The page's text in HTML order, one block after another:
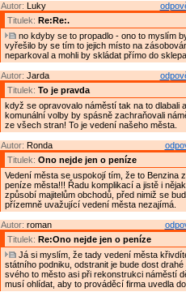
Autor: Luky
Titulek: Re:Re:.
no kdyby se to propadlo - ono to myslím
vyřešilo by se tím to jejich místo na
neparkoval a mohli by skládat přímo do
Autor: Jarda
Titulek: To je pravda
když se opravovalo náměstí tak na to dlabali
komunální volby by spásně zachraňovali
ze všech stran! To je vedení našeho města.
Autor: Ronda
Titulek: Ono nejde jen o peníze
Vedení města se uspokojí tím, že to Benzina
peníze města!!! Řadu komplikací a jistě i
způsobí majitelům obchodů, před nimiž se
přízemně uvažující vedení města nezajímá.
Autor: roman
Titulek: Re:Ono nejde jen o peníze
Já si myslím, že tady vedení města
státního podniku, odstranit je bude dost
svého to město asi při rekonstrukci náměstí
musí ohlídat, aby to prováděcí firma uvedla